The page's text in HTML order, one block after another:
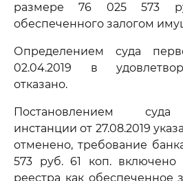
размере 76 025 573
обеспеченного залогом
Определением суда
02.04.2019 в
отказано.
Постановлением суда
инстанции от 27.08.2019
отменено, требование
573 руб. 61 коп.
реестра как обеспеченное